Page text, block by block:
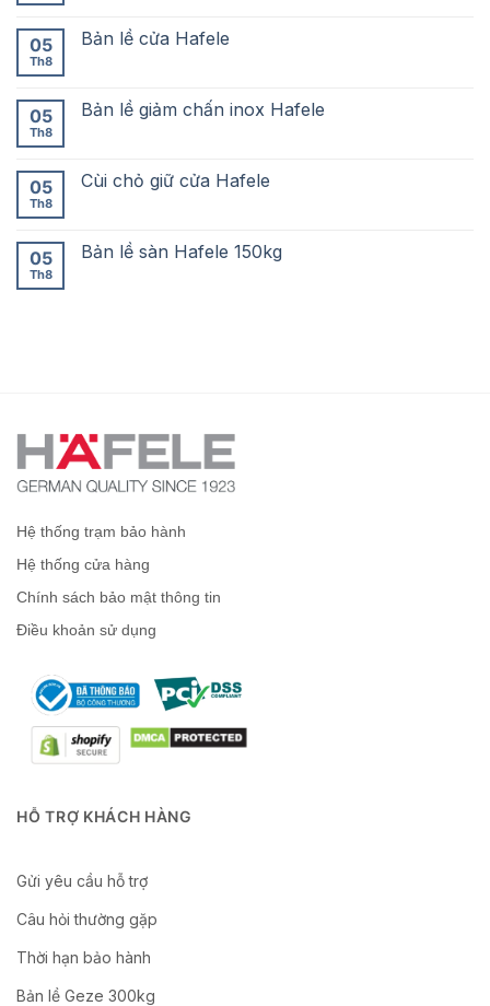
05
Th8
Bản lề cửa Hafele
05
Th8
Bản lề giảm chấn inox Hafele
05
Th8
Cùi chỏ giữ cửa Hafele
05
Th8
Bản lề sàn Hafele 150kg
Hệ thống trạm bảo hành
Hệ thống cửa hàng
Chính sách bảo mật thông tin
Điều khoản sử dụng
HỖ TRỢ KHÁCH HÀNG
Gửi yêu cầu hỗ trợ
Câu hỏi thường gặp
Thời hạn bảo hành
Bản lề Geze 300kg